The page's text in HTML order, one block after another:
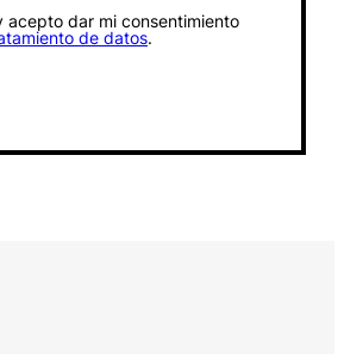
acepto dar mi consentimiento
de datos.